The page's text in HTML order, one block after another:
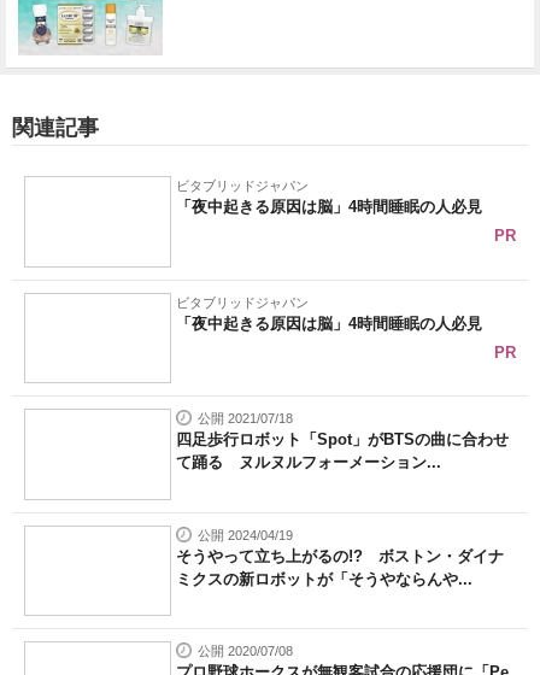
関連記事
ビタブリッドジャパン
「夜中起きる原因は脳」4時間睡眠の人必見
PR
ビタブリッドジャパン
「夜中起きる原因は脳」4時間睡眠の人必見
PR
公開 2021/07/18
四足歩行ロボット「Spot」がBTSの曲に合わせ
て踊る ヌルヌルフォーメーション...
公開 2024/04/19
そうやって立ち上がるの!? ボストン・ダイナ
ミクスの新ロボットが「そうやならんや...
公開 2020/07/08